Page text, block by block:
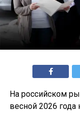
На российском
весной 2026 года